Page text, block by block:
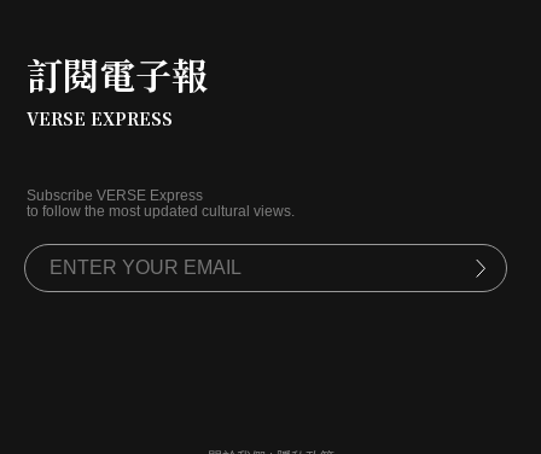
訂閱電子報
VERSE EXPRESS
Subscribe VERSE Express
to follow the most updated cultural views.